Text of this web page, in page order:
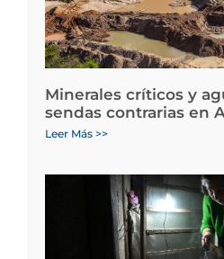
Minerales críticos y
sendas contrarias en
Leer Más >>